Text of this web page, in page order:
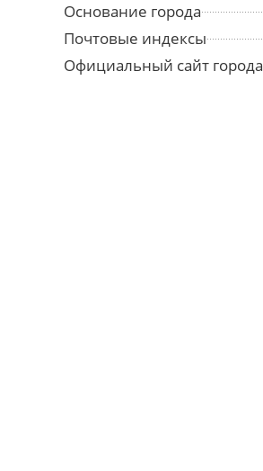
Основание города
Почтовые индексы
Официальный сайт города